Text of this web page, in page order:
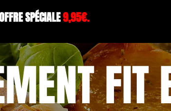
SPÉCIALE9,95€.
FIT